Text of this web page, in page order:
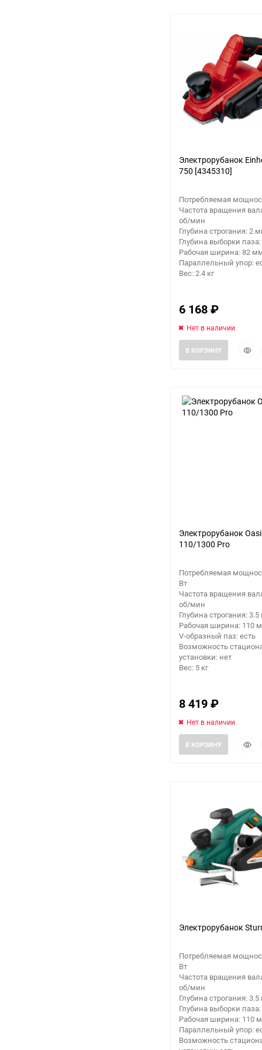
Электрорубанок
750 [4345310]
Потребляемая
Частота вращения
об/мин
Глубина строгания: 2
Глубина выборки
Рабочая ширина: 82
Параллельный упор:
Вес: 2.4 кг
6 168₽
Нет в наличии
В КОРЗИНУ
Электрорубанок
110/1300 Pro
Потребляемая
Вт
Частота вращения
об/мин
Глубина строгания:
Рабочая ширина: 110
V-образный паз: есть
Возможность
установки: нет
Вес: 5 кг
8 419₽
Нет в наличии
В КОРЗИНУ
Электрорубанок
Потребляемая
Вт
Частота вращения
об/мин
Глубина строгания:
Глубина выборки
Рабочая ширина: 110
Параллельный упор:
Возможность